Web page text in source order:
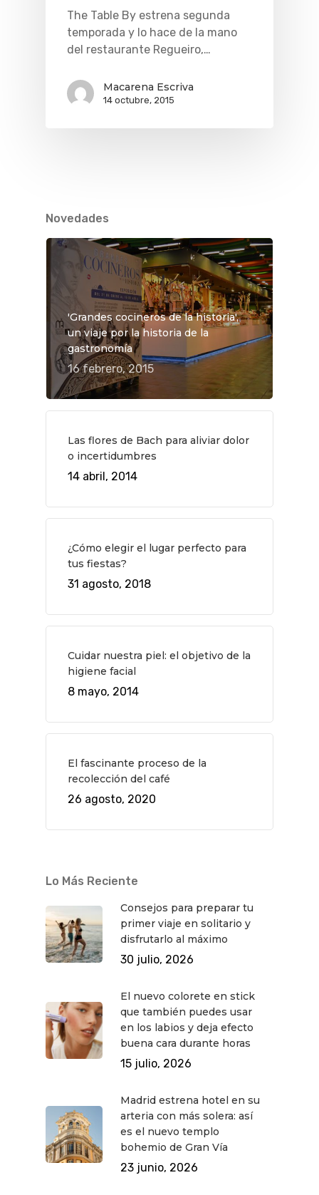
The Table By estrena segunda
temporada y lo hace de la mano
del restaurante Regueiro,…
Macarena Escriva
14 octubre, 2015
Novedades
'Grandes cocineros de la historia',
un viaje por la historia de la
gastronomía
16 febrero, 2015
Las flores de Bach para aliviar dolor
o incertidumbres
14 abril, 2014
¿Cómo elegir el lugar perfecto para
tus fiestas?
31 agosto, 2018
Cuidar nuestra piel: el objetivo de la
higiene facial
8 mayo, 2014
El fascinante proceso de la
recolección del café
26 agosto, 2020
Lo Más Reciente
Consejos para preparar tu
primer viaje en solitario y
disfrutarlo al máximo
30 julio, 2026
El nuevo colorete en stick
que también puedes usar
en los labios y deja efecto
buena cara durante horas
15 julio, 2026
Madrid estrena hotel en su
arteria con más solera: así
es el nuevo templo
bohemio de Gran Vía
23 junio, 2026
QUÉ HACER
Planes
Museos Y
Teatro
Novedades
Cine
GASTRO
Restaurantes
Rutas Por Madrid
Bares Y Cafés
Gourmet
VIAJES
BEAUTY
CONTACTO